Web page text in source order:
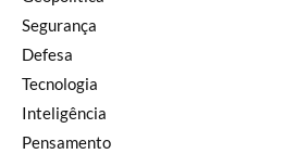
Segurança
Defesa
Tecnologia
Inteligência
Pensamento